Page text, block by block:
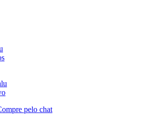
pelo chat